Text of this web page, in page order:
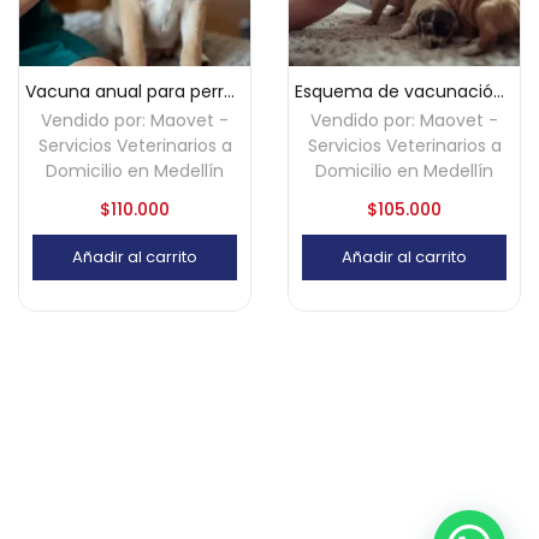
Vacuna anual para perros (hexavalente) a domicilio en Medellín
Vendido por: Maovet -
Servicios Veterinarios a
Domicilio en Medellín
$110.000
Añadir al carrito
Esquema de vacunación para perros cachorros a domicilio – Medellín
Vendido por: Maovet -
Servicios Veterinarios a
Domicilio en Medellín
$105.000
Añadir al carrito